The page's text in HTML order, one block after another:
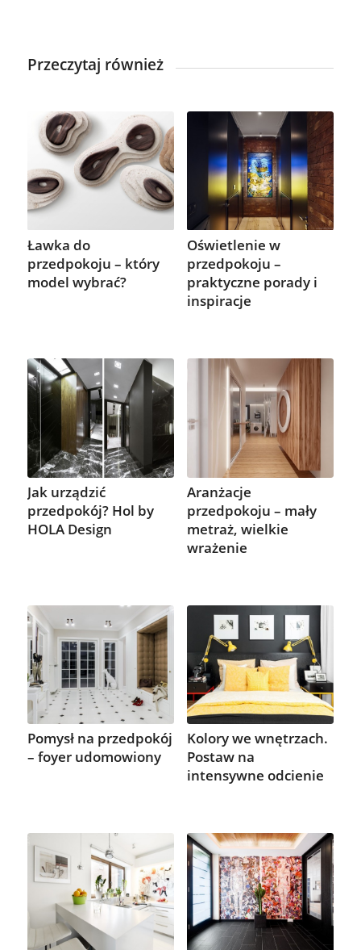
Przeczytaj również
Ławka do
przedpokoju – który
model wybrać?
Oświetlenie w
przedpokoju –
praktyczne porady i
inspiracje
Jak urządzić
przedpokój? Hol by
HOLA Design
Aranżacje
przedpokoju – mały
metraż, wielkie
wrażenie
Pomysł na przedpokój
– foyer udomowiony
Kolory we wnętrzach.
Postaw na
intensywne odcienie